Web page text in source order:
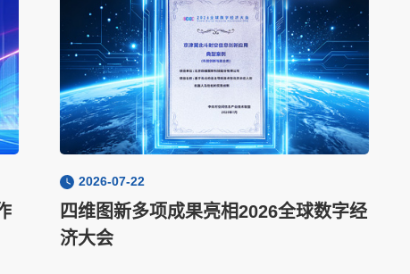
2026-07-22
四维图新多项成果亮相2026全球数字经
济大会